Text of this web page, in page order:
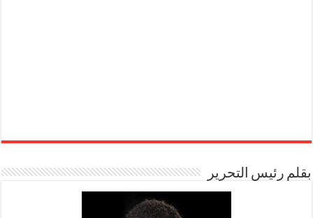
بقلم رئيس التحرير